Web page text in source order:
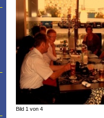
Bild 1 von 4